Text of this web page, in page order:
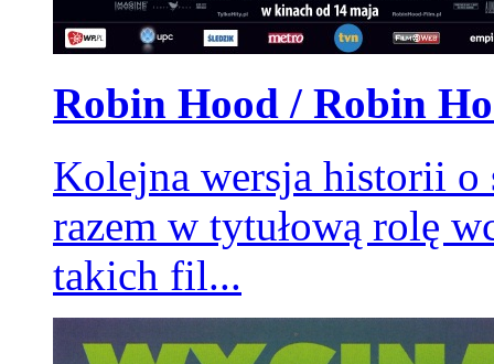
Robin Hood / Robin
Kolejna wersja historii o
razem w tytułową rolę
takich fil...